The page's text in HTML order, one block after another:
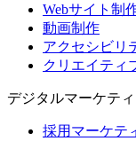
Webサイト制
動画制作
アクセシビリ
クリエイティ
デジタルマーケテ
採用マーケテ